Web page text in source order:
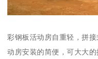
彩钢板活动房自重轻，拼
动房安装的简便，可大大